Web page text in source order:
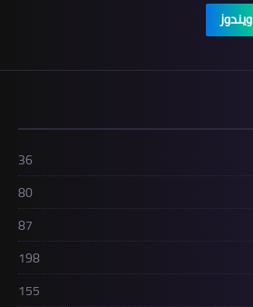
ويندوز
36
80
87
198
155